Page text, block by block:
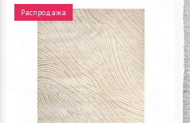
Распродажа